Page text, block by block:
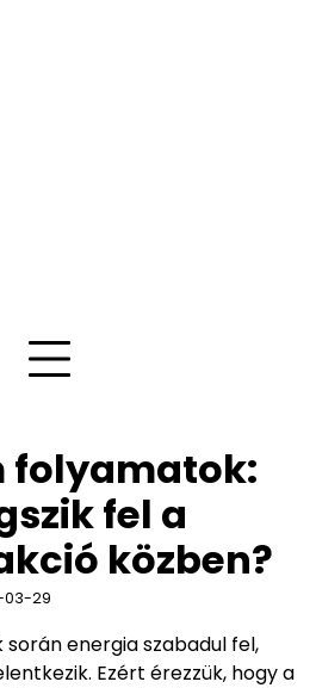
folyamatok:
fel a
közben?
03-29
energia szabadul fel,
Ezért érezzük, hogy a